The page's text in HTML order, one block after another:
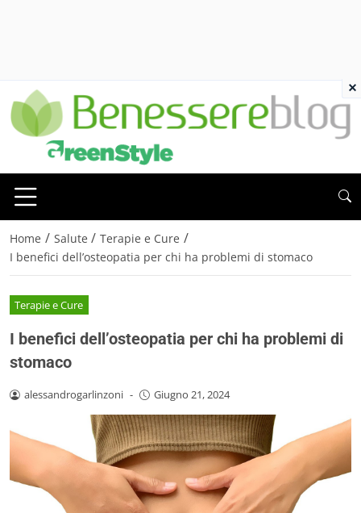
Home / Salute / Terapie e Cure /
I benefici dell’osteopatia per chi ha problemi di stomaco
Terapie e Cure
I benefici dell’osteopatia per chi ha problemi di
stomaco
alessandrogarlinzoni - Giugno 21, 2024
×